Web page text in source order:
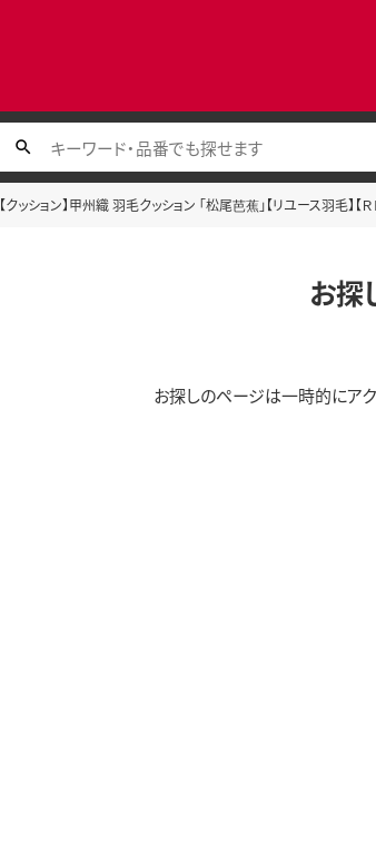
【クッション】甲州織 羽毛クッション 「松尾芭蕉」【リユース羽毛】【Ｒ
お探
お探しのページは一時的にア